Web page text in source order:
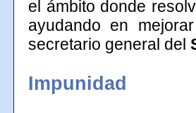
el ámbito donde
ayudando en
secretario general del
Impunidad